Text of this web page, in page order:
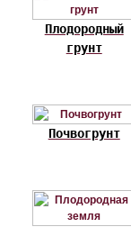
Плодородный
грунт
Почвогрунт